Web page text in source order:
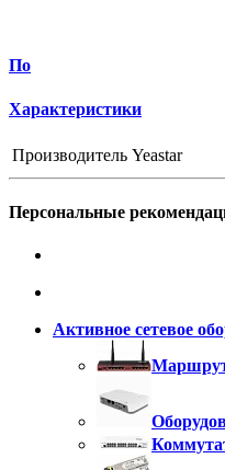
По
Характеристики
Производитель Yeastar
Персональные
Активное сетевое